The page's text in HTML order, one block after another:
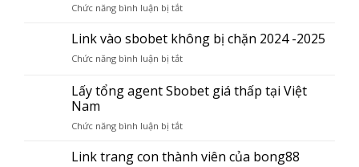
–
trợ
giao
Chức năng bình luận bị tắtở
tần
lấy
tổng
copy
Link vào sbobet không bị chặn 2024 -2025
Chức năng bình luận bị tắtở
vào
sbobet
bị
2024
Lấy tổng agent Sbobet giá thấp tại Việt
Nam
Chức năng bình luận bị tắtở
tổng
Link trang con thành viên của bong88